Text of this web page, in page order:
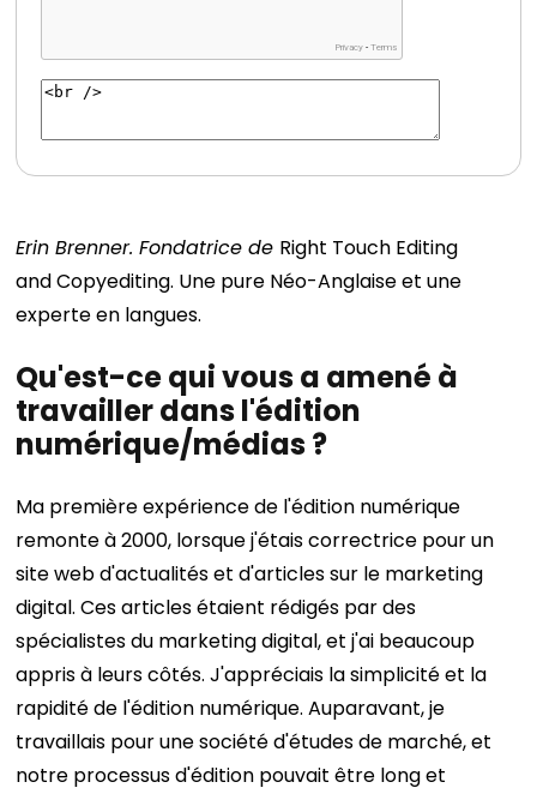
Erin Brenner. Fondatrice de Right Touch Editing
andCopyediting. Une pure Néo-Anglaise et une
experte en langues.
Qu'est-ce qui vous a amené à
travailler dans l'édition
numérique/médias ?
Ma première expérience de l'édition numérique
remonte à 2000, lorsque j'étais correctrice pour un
site web d'actualités et d'articles sur le marketing
digital. Ces articles étaient rédigés par des
spécialistes du marketing digital, et j'ai beaucoup
appris à leurs côtés. J'appréciais la simplicité et la
rapidité de l'édition numérique. Auparavant, je
travaillais pour une société d'études de marché, et
notre processus d'édition pouvait être long et